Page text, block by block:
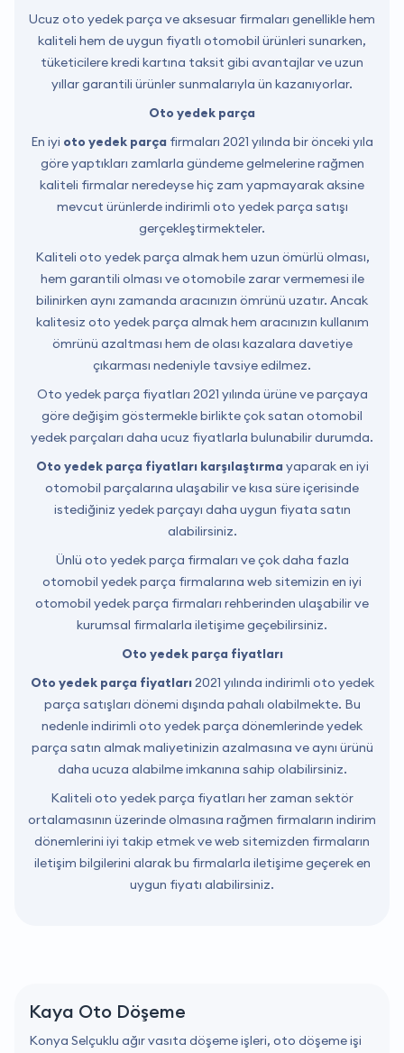
Ucuz oto yedek parça ve aksesuar firmaları genellikle hem
kaliteli hem de uygun fiyatlı otomobil ürünleri sunarken,
tüketicilere kredi kartına taksit gibi avantajlar ve uzun
yıllar garantili ürünler sunmalarıyla ün kazanıyorlar.
Oto yedek parça
En iyi oto yedek parça firmaları 2021 yılında bir önceki yıla
göre yaptıkları zamlarla gündeme gelmelerine rağmen
kaliteli firmalar neredeyse hiç zam yapmayarak aksine
mevcut ürünlerde indirimli oto yedek parça satışı
gerçekleştirmekteler.
Kaliteli oto yedek parça almak hem uzun ömürlü olması,
hem garantili olması ve otomobile zarar vermemesi ile
bilinirken aynı zamanda aracınızın ömrünü uzatır. Ancak
kalitesiz oto yedek parça almak hem aracınızın kullanım
ömrünü azaltması hem de olası kazalara davetiye
çıkarması nedeniyle tavsiye edilmez.
Oto yedek parça fiyatları 2021 yılında ürüne ve parçaya
göre değişim göstermekle birlikte çok satan otomobil
yedek parçaları daha ucuz fiyatlarla bulunabilir durumda.
Oto yedek parça fiyatları karşılaştırma yaparak en iyi
otomobil parçalarına ulaşabilir ve kısa süre içerisinde
istediğiniz yedek parçayı daha uygun fiyata satın
alabilirsiniz.
Ünlü oto yedek parça firmaları ve çok daha fazla
otomobil yedek parça firmalarına web sitemizin en iyi
otomobil yedek parça firmaları rehberinden ulaşabilir ve
kurumsal firmalarla iletişime geçebilirsiniz.
Oto yedek parça fiyatları
Oto yedek parça fiyatları 2021 yılında indirimli oto yedek
parça satışları dönemi dışında pahalı olabilmekte. Bu
nedenle indirimli oto yedek parça dönemlerinde yedek
parça satın almak maliyetinizin azalmasına ve aynı ürünü
daha ucuza alabilme imkanına sahip olabilirsiniz.
Kaliteli oto yedek parça fiyatları her zaman sektör
ortalamasının üzerinde olmasına rağmen firmaların indirim
dönemlerini iyi takip etmek ve web sitemizden firmaların
iletişim bilgilerini alarak bu firmalarla iletişime geçerek en
uygun fiyatı alabilirsiniz.
Kaya Oto Döşeme
Konya Selçuklu ağır vasıta döşeme işleri, oto döşeme işi